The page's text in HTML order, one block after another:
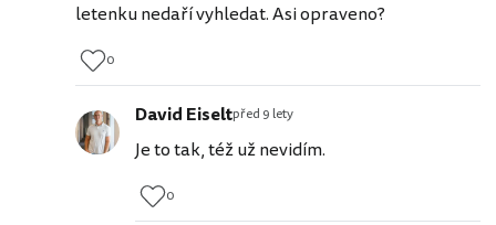
letenku nedaří vyhledat. Asi opraveno?
0
David Eiseltpřed 9 lety
Je to tak, též už nevidím.
0